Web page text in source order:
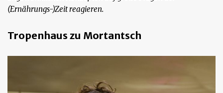
(Ernährungs-)Zeit reagieren.
Tropenhaus zu Mortantsch